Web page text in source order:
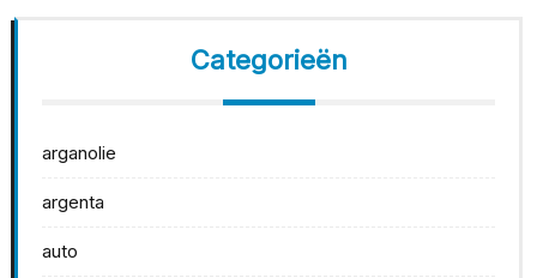
Categorieën
arganolie
argenta
auto